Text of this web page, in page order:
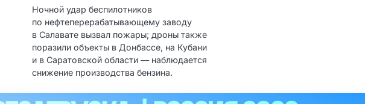
Ночной удар беспилотников
по нефтеперерабатывающему заводу
в Салавате вызвал пожары; дроны также
поразили объекты в Донбассе, на Кубани
и в Саратовской области — наблюдается
снижение производства бензина.